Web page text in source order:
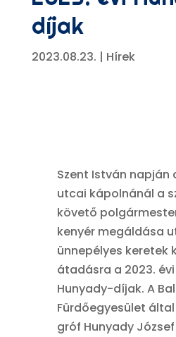
díjak
2023.08.23. | Hírek
Szent István napján
utcai kápolnánál a
követő
kenyér megáldása
ünnepélyes keretek
átadásra a 2023. évi
Hunyady-díjak. A
Fürdőegyesület által
gróf Hunyady